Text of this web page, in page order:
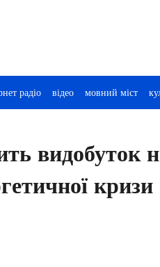
радіо відео мовний міст
видобуток
кризи